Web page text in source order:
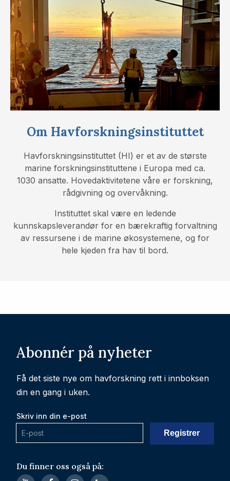
Om Havforskningsinstituttet
Havforskningsinstituttet (HI) er et av de største
marine forskningsinstituttene i Europa med ca.
1030 ansatte. Hovedaktivitetene våre er forskning,
rådgivning og overvåkning.
Instituttet skal være en ledende
kunnskapsleverandør for en bærekraftig forvaltning
av ressursene i de marine økosystemene, og for
hele kjeden fra hav til bord.
Du finner oss også på:
Abonnér på nyheter
Få det siste nye om havforskning rett i innboksen
din en gang i uken.
Skriv inn din e-post